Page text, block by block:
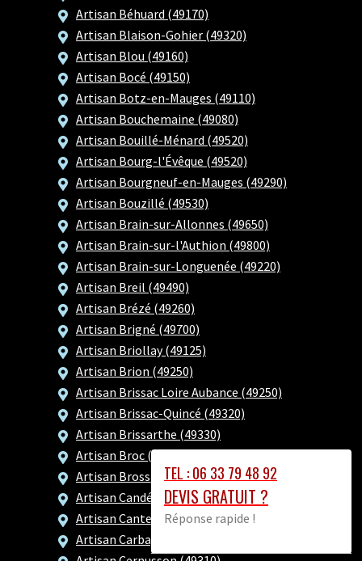
Artisan Béhuard (49170)
Artisan Blaison-Gohier (49320)
Artisan Blou (49160)
Artisan Bocé (49150)
Artisan Botz-en-Mauges (49110)
Artisan Bouchemaine (49080)
Artisan Bouillé-Ménard (49520)
Artisan Bourg-l'Évêque (49520)
Artisan Bourgneuf-en-Mauges (49290)
Artisan Bouzillé (49530)
Artisan Brain-sur-Allonnes (49650)
Artisan Brain-sur-l'Authion (49800)
Artisan Brain-sur-Longuenée (49220)
Artisan Breil (49490)
Artisan Brézé (49260)
Artisan Brigné (49700)
Artisan Briollay (49125)
Artisan Brion (49250)
Artisan Brissac Loire Aubance (49250)
Artisan Brissac-Quincé (49320)
Artisan Brissarthe (49330)
Artisan Broc (49490)
Artisan Brossay (49700)
Artisan Candé (49440)
Artisan Cantenay-Épinard (49460)
Artisan Carbay (49420)
TEL : 06 33 79 48 92
DEVIS GRATUIT ?
Réponse rapide !